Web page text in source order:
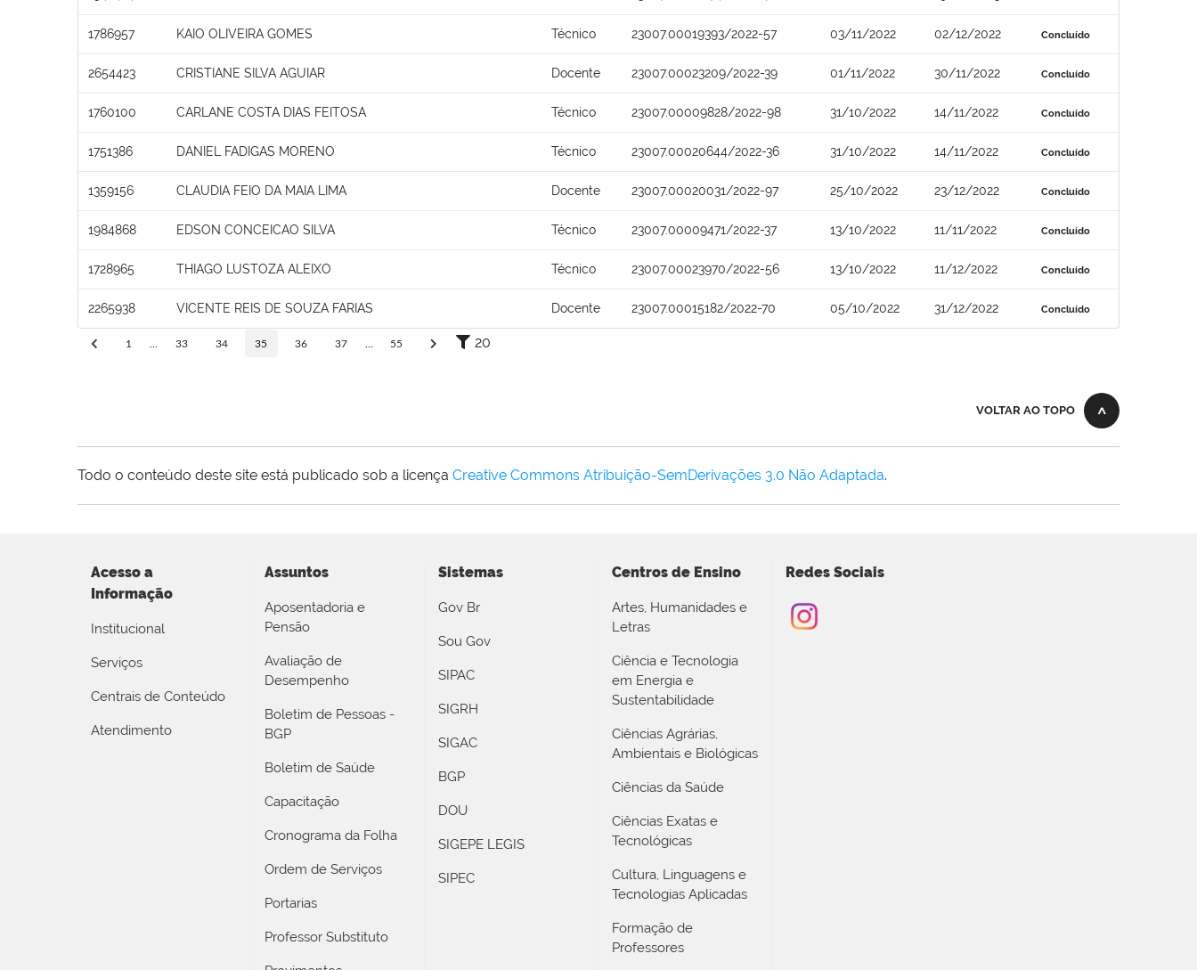
1786957 KAIO OLIVEIRA GOMES Técnico 23007.00019393/2022-57 03/11/2022 02/12/2022 Concluído
2654423 CRISTIANE SILVA AGUIAR Docente 23007.00023209/2022-39 01/11/2022 30/11/2022 Concluído
1760100 CARLANE COSTA DIAS FEITOSA Técnico 23007.00009828/2022-98 31/10/2022 14/11/2022 Concluído
1751386 DANIEL FADIGAS MORENO Técnico 23007.00020644/2022-36 31/10/2022 14/11/2022 Concluído
1359156 CLAUDIA FEIO DA MAIA LIMA Docente 23007.00020031/2022-97 25/10/2022 23/12/2022 Concluído
1984868 EDSON CONCEICAO SILVA Técnico 23007.00009471/2022-37 13/10/2022 11/11/2022 Concluído
1728965 THIAGO LUSTOZA ALEIXO Técnico 23007.00023970/2022-56 13/10/2022 11/12/2022 Concluído
2265938 VICENTE REIS DE SOUZA FARIAS Docente 23007.00015182/2022-70 05/10/2022 31/12/2022 Concluído
1 33 34 35 36 37 55 20
VOLTAR AO TOPO
Todo o conteúdo deste site está publicado sob a licença Creative Commons Atribuição-SemDerivações 3.0 Não Adaptada.
Acesso a
Informação
Institucional
Serviços
Centrais de Conteúdo
Atendimento
Assuntos
Aposentadoria e
Pensão
Avaliação de
Desempenho
Boletim de Pessoas -
BGP
Boletim de Saúde
Capacitação
Cronograma da Folha
Ordem de Serviços
Portarias
Professor Substituto
Sistemas
Gov Br
Sou Gov
SIPAC
SIGRH
SIGAC
BGP
DOU
SIGEPE LEGIS
SIPEC
Centros de Ensino
Artes, Humanidades e
Letras
Ciência e Tecnologia
em Energia e
Sustentabilidade
Ciências Agrárias,
Ambientais e Biológicas
Ciências da Saúde
Ciências Exatas e
Tecnológicas
Cultura, Linguagens e
Tecnologias Aplicadas
Formação de
Professores
Redes Sociais